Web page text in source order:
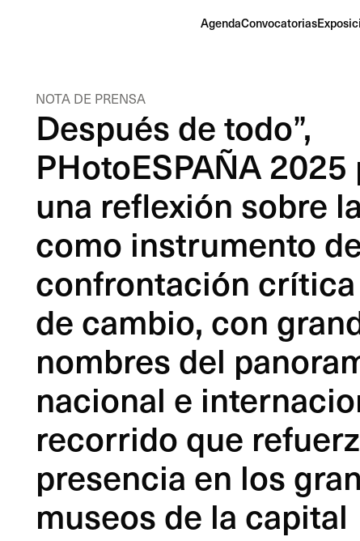
AgendaConvocatorias
NOTA DE PRENSA
Después de todo”,
PHotoESPAÑA
una reflexión sobre
como instrumento
confrontación
de cambio, con
nombres del
nacional e
recorrido que
presencia en los
museos de la capital